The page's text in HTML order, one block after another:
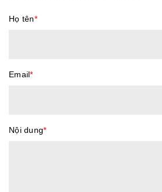
Họ tên*
Email*
Nội dung*